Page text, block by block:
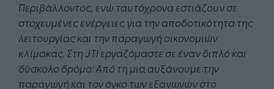
Περιβάλλοντος, ενώ ταυτόχρονα εστιάζουν σε
στοχευμένες ενέργειες για την αποδοτικότητα της
λειτουργίας και την παραγωγή οικονομιών
κλίμακας. Στη JTIεργαζόμαστε σε έναν διπλό και
δύσκολο δρόμο: Από τη μια αυξάνουμε την
παραγωγή και τον όγκο των εξαγωγών στο